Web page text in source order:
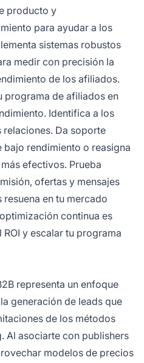
producto y
para ayudar a los
sistemas robustos
medir con precisión la
de los afiliados.
programa de afiliados en
Identifica a los
Da soporte
rendimiento o reasigna
efectivos. Prueba
ofertas y mensajes
en tu mercado
continua es
y escalar tu programa
representa un enfoque
generación de leads que
de los métodos
Al asociarte con publishers
modelos de precios